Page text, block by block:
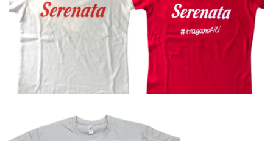
Μπλουζάκια